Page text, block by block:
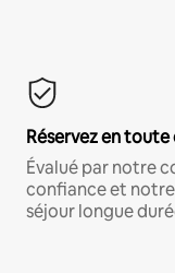
Réservez en
Évalué par notre
confiance et
séjour longue